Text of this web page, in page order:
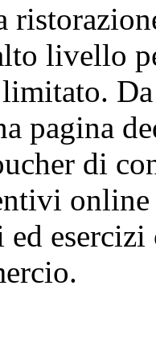
livello
pagina
di
online
ed